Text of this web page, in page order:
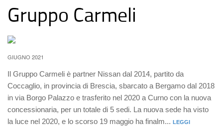
Gruppo Carmeli
GIUGNO 2021
Il Gruppo Carmeli è partner Nissan dal 2014, partito da
Coccaglio, in provincia di Brescia, sbarcato a Bergamo dal 2018
in via Borgo Palazzo e trasferito nel 2020 a Curno con la nuova
concessionaria, per un totale di 5 sedi. La nuova sede ha visto
la luce nel 2020, e lo scorso 19 maggio ha finalm... LEGGI